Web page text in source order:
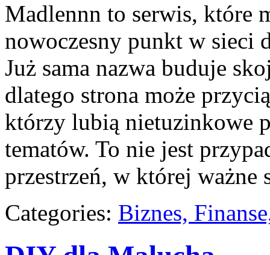
Madlennn to serwis, które
nowoczesny punkt w sieci
Już sama nazwa buduje
dlatego strona może
którzy lubią nietuzinkowe
tematów. To nie jest
przestrzeń, w której ważne
Categories: Biznes,